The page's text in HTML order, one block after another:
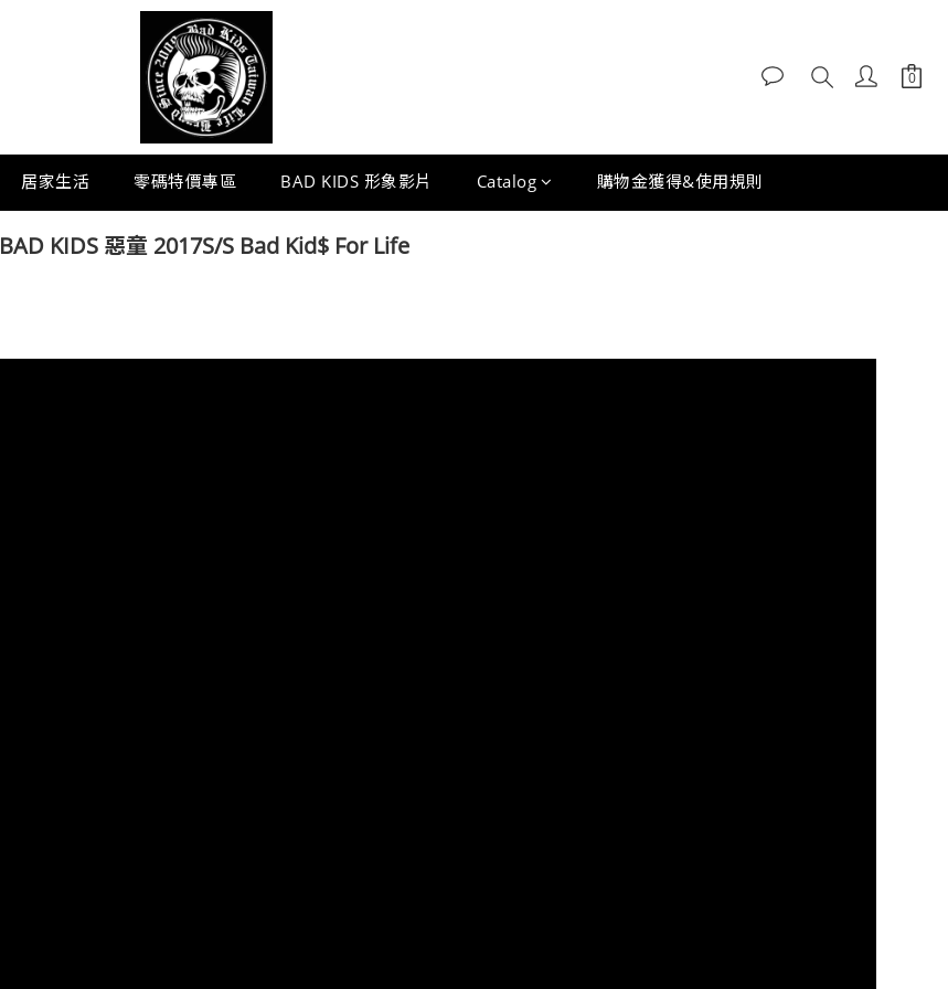
居家生活 零碼特價專區 BAD KIDS 形象影片 Catalog 購物金獲得&使用規則
BAD KIDS 惡童 2017S/S Bad Kid$ For Life